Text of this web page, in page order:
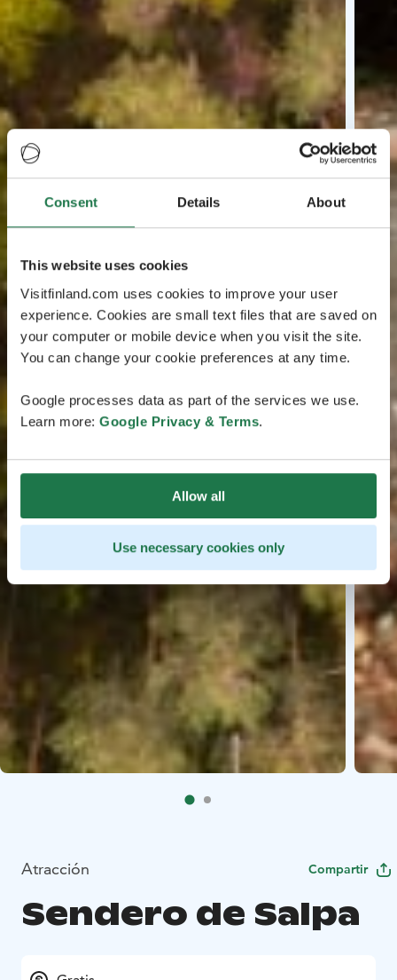
Consent Details About
This website uses cookies
Visitfinland.com uses cookies to improve your user
experience. Cookies are small text files that are saved on
your computer or mobile device when you visit the site.
You can change your cookie preferences at any time.
Google processes data as part of the services we use.
Learn more: Google Privacy & Terms.
Allow all
Use necessary cookies only
Atracción Compartir
Sendero de Salpa